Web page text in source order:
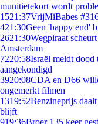
munitietekort wordt
1521:37VrijMiBabes
421:30Geen 'happy end'
2621:30Wegpiraat
Amsterdam
7220:58Israël meldt
aangekondigd
3920:08CDA en D66
ongemerkt filmen
1319:52Benzineprijs
blijft
919:36Broer 135 keer